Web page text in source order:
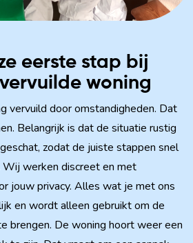
eerste stap bij
woning
vervuild door omstandigheden. Dat
Belangrijk is dat de situatie rustig
zodat de juiste stappen snel
Wij werken discreet en met
jouw privacy. Alles wat je met ons
en wordt alleen gebruikt om de
brengen. De woning hoort weer een